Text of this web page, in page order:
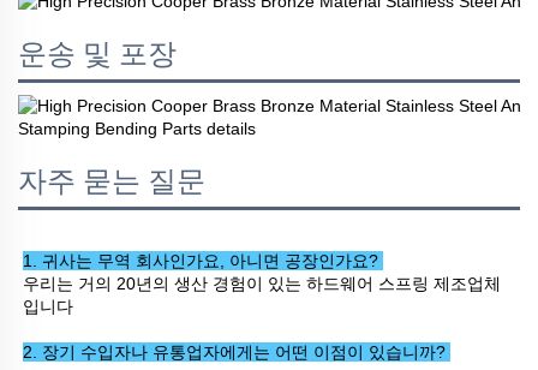
운송 및 포장
자주 묻는 질문
1. 귀사는 무역 회사인가요, 아니면 공장인가요?
우리는 거의 20년의 생산 경험이 있는 하드웨어 스프링 제조업체
입니다
2. 장기 수입자나 유통업자에게는 어떤 이점이 있습니까?